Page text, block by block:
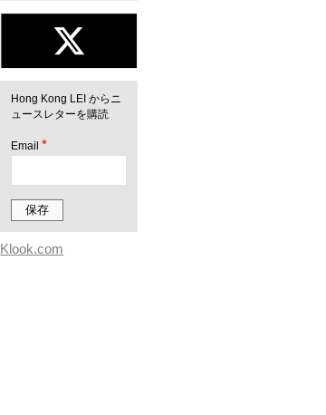
Hong Kong LEI からニ
ュースレターを購読
Email*
Klook.com